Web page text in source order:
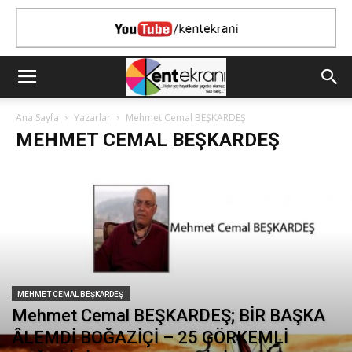
Ana Sayfa Yazarlar Mehmet Cemal BEŞKARDEŞ
MEHMET CEMAL BEŞKARDEŞ
MEHMET CEMAL BEŞKARDEŞ
Mehmet Cemal BEŞKARDEŞ; BİR BAŞKA
ÂLEMDİ BOĞAZİÇİ – 25 GÖRKEMLİ